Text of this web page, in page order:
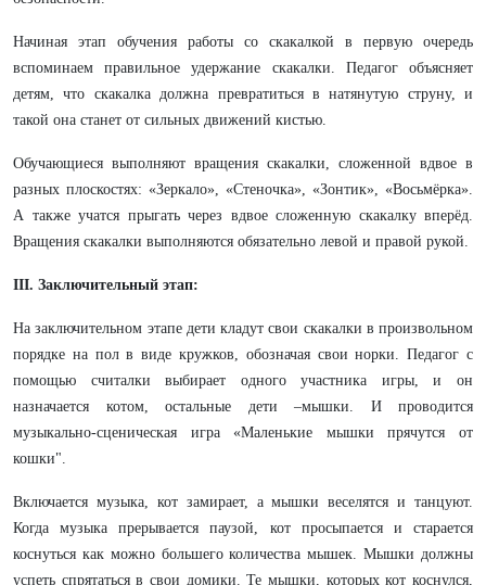
Начиная этап обучения работы со скакалкой в первую очередь
вспоминаем правильное удержание скакалки. Педагог объясняет
детям, что скакалка должна превратиться в натянутую струну, и
такой она станет от сильных движений кистью.
Обучающиеся выполняют вращения скакалки, сложенной вдвое в
разных плоскостях: «Зеркало», «Стеночка», «Зонтик», «Восьмёрка».
А также учатся прыгать через вдвое сложенную скакалку вперёд.
Вращения скакалки выполняются обязательно левой и правой рукой.
III. Заключительный этап:
На заключительном этапе дети кладут свои скакалки в произвольном
порядке на пол в виде кружков, обозначая свои норки. Педагог с
помощью считалки выбирает одного участника игры, и он
назначается котом, остальные дети –мышки. И проводится
музыкально-сценическая игра «Маленькие мышки прячутся от
кошки".
Включается музыка, кот замирает, а мышки веселятся и танцуют.
Когда музыка прерывается паузой, кот просыпается и старается
коснуться как можно большего количества мышек. Мышки должны
успеть спрятаться в свои домики. Те мышки, которых кот коснулся,